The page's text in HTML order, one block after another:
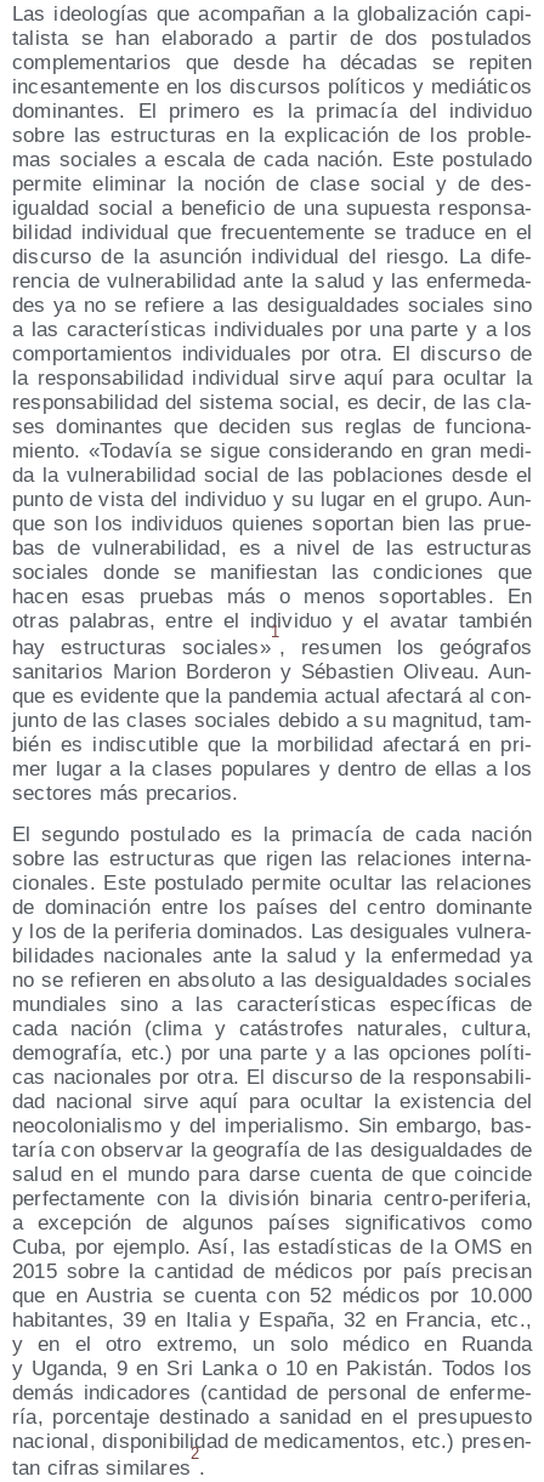
Las ideo­lo­gías que acom­pa­ñan a la glo­ba­li­za­ción capi­
ta­lis­ta se han ela­bo­ra­do a par­tir de dos pos­tu­la­dos
com­ple­men­ta­rios que des­de ha déca­das se repi­ten
ince­san­te­men­te en los dis­cur­sos polí­ti­cos y mediá­ti­cos
domi­nan­tes. El pri­me­ro es la pri­ma­cía del indi­vi­duo
sobre las estruc­tu­ras en la expli­ca­ción de los pro­ble­
mas socia­les a esca­la de cada nación. Este pos­tu­la­do
per­mi­te eli­mi­nar la noción de cla­se social y de des­
igual­dad social a bene­fi­cio de una supues­ta res­pon­sa­
bi­li­dad indi­vi­dual que fre­cuen­te­men­te se tra­du­ce en el
dis­cur­so de la asun­ción indi­vi­dual del ries­go. La dife­
ren­cia de vul­ne­ra­bi­li­dad ante la salud y las enfer­me­da­
des ya no se refie­re a las des­igual­da­des socia­les sino
a las carac­te­rís­ti­cas indi­vi­dua­les por una par­te y a los
com­por­ta­mien­tos indi­vi­dua­les por otra. El dis­cur­so de
la res­pon­sa­bi­li­dad indi­vi­dual sir­ve aquí para ocul­tar la
res­pon­sa­bi­li­dad del sis­te­ma social, es decir, de las cla­
ses domi­nan­tes que deci­den sus reglas de fun­cio­na­
mien­to. «Toda­vía se sigue con­si­de­ran­do en gran medi­
da la vul­ne­ra­bi­li­dad social de las pobla­cio­nes des­de el
pun­to de vis­ta del indi­vi­duo y su lugar en el gru­po. Aun­
que son los indi­vi­duos quie­nes sopor­tan bien las prue­
bas de vul­ne­ra­bi­li­dad, es a nivel de las estruc­tu­ras
socia­les don­de se mani­fies­tan las con­di­cio­nes que
hacen esas prue­bas más o menos sopor­ta­bles. En
otras pala­bras, entre el indi­vi­duo y el ava­tar tam­bién
hay estruc­tu­ras socia­les»
1
, resu­men los geó­gra­fos
sani­ta­rios Marion Bor­de­ron y Sébas­tien Oli­veau. Aun­
que es evi­den­te que la pan­de­mia actual afec­ta­rá al con­
jun­to de las cla­ses socia­les debi­do a su mag­ni­tud, tam­
bién es indis­cu­ti­ble que la mor­bi­li­dad afec­ta­rá en pri­
mer lugar a la cla­ses popu­la­res y den­tro de ellas a los
sec­to­res más precarios.
El segun­do pos­tu­la­do es la pri­ma­cía de cada nación
sobre las estruc­tu­ras que rigen las rela­cio­nes inter­na­
cio­na­les. Este pos­tu­la­do per­mi­te ocul­tar las rela­cio­nes
de domi­na­ción entre los paí­ses del cen­tro domi­nan­te
y los de la peri­fe­ria domi­na­dos. Las des­igua­les vul­ne­ra­
bi­li­da­des nacio­na­les ante la salud y la enfer­me­dad ya
no se refie­ren en abso­lu­to a las des­igual­da­des socia­les
mun­dia­les sino a las carac­te­rís­ti­cas espe­cí­fi­cas de
cada nación (cli­ma y catás­tro­fes natu­ra­les, cul­tu­ra,
demo­gra­fía, etc.) por una par­te y a las opcio­nes polí­ti­
cas nacio­na­les por otra. El dis­cur­so de la res­pon­sa­bi­li­
dad nacio­nal sir­ve aquí para ocul­tar la exis­ten­cia del
neo­co­lo­nia­lis­mo y del impe­ria­lis­mo. Sin embar­go, bas­
ta­ría con obser­var la geo­gra­fía de las des­igual­da­des de
salud en el mun­do para dar­se cuen­ta de que coin­ci­de
per­fec­ta­men­te con la divi­sión bina­ria cen­tro-peri­fe­ria,
a excep­ción de algu­nos paí­ses sig­ni­fi­ca­ti­vos como
Cuba, por ejem­plo. Así, las esta­dís­ti­cas de la OMS en
2015 sobre la can­ti­dad de médi­cos por país pre­ci­san
que en Aus­tria se cuen­ta con 52 médi­cos por 10.000
habi­tan­tes, 39 en Ita­lia y Espa­ña, 32 en Fran­cia, etc.,
y en el otro extre­mo, un solo médi­co en Ruan­da
y Ugan­da, 9 en Sri Lan­ka o 10 en Pakis­tán. Todos los
demás indi­ca­do­res (can­ti­dad de per­so­nal de enfer­me­
ría, por­cen­ta­je des­ti­na­do a sani­dad en el pre­su­pues­to
nacio­nal, dis­po­ni­bi­li­dad de medi­ca­men­tos, etc.) pre­sen­
tan cifras simi­la­res
2
.